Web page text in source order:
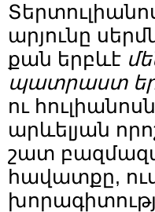
արյունը
քան երբևէ
պատրաստ
ու
արևելյան
շատ
հավատքը,